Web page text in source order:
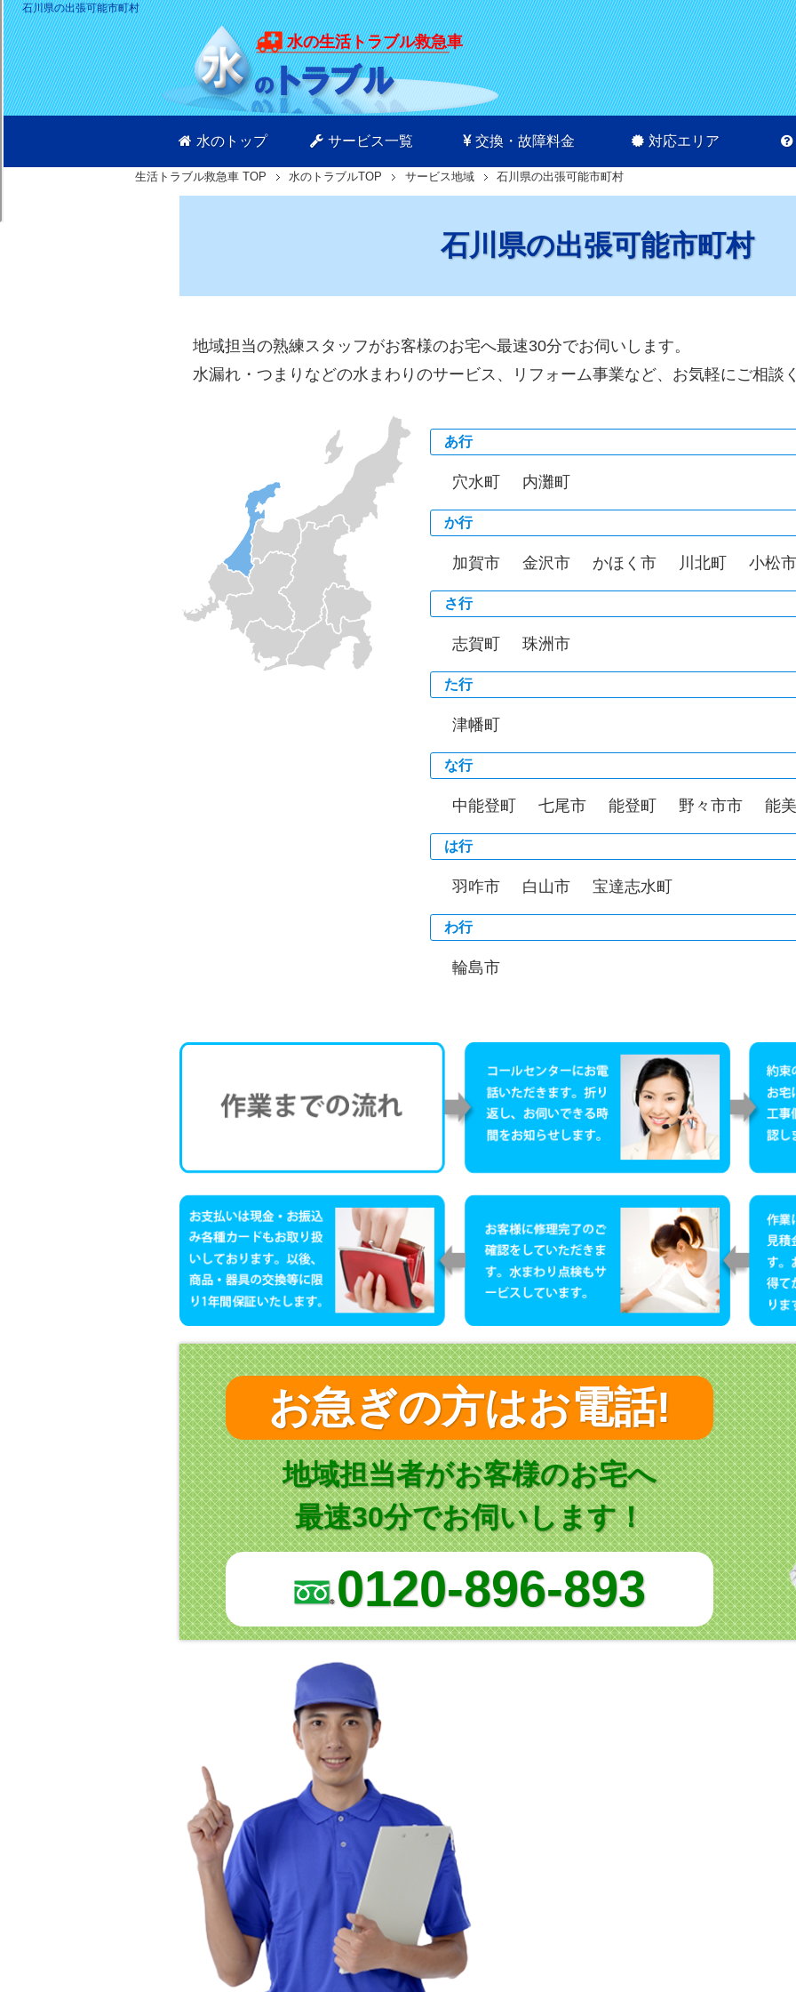
石川県の出張可能市町村
水の生活トラブル救急車
水のトップ サービス一覧 交換・故障料金 対応エリア
生活トラブル救急車 TOP 水のトラブルTOP サービス地域 石川県の出張可能市町村
石川県の出張可能市町村
地域担当の熟練スタッフがお客様のお宅へ最速30分でお伺いします。
水漏れ・つまりなどの水まわりのサービス、リフォーム事業など、お気軽にご相談
あ行
穴水町 内灘町
か行
加賀市 金沢市 かほく市 川北町 小松市
さ行
志賀町 珠洲市
た行
津幡町
な行
中能登町 七尾市 能登町 野々市市 能
は行
羽咋市 白山市 宝達志水町
わ行
輪島市
お急ぎの方はお電話!
地域担当者がお客様のお宅へ
最速30分でお伺いします！
0120-896-893